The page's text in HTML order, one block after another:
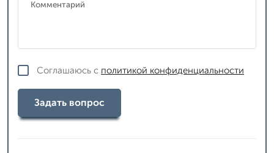
Соглашаюсь с политикой конфиденциальности
Задать вопрос